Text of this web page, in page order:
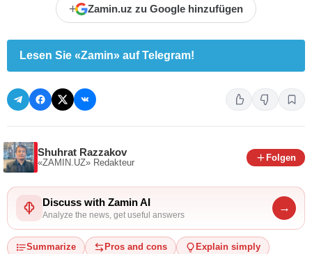
+ Zamin.uz zu Google hinzufügen
Lesen Sie «Zamin» auf Telegram!
Shuhrat Razzakov
«ZAMIN.UZ» Redakteur
Folgen
Discuss with Zamin AI
Analyze the news, get useful answers
→
Summarize Pros and cons Explain simply